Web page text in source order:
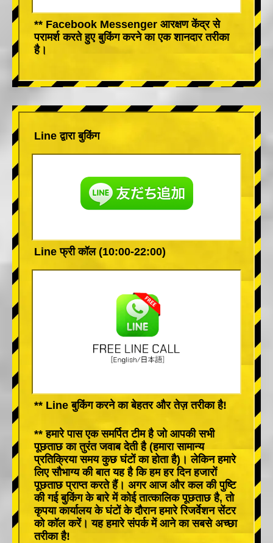
** Facebook Messenger आरक्षण केंद्र से
परामर्श करते हुए बुकिंग करने का एक शानदार तरीका
है।
Line द्वारा बुकिंग
Line फ्री कॉल (10:00-22:00)
** Line बुकिंग करने का बेहतर और तेज़ तरीका है!
** हमारे पास एक समर्पित टीम है जो आपकी सभी
पूछताछ का तुरंत जवाब देती है (हमारा सामान्य
प्रतिक्रिया समय कुछ घंटों का होता है)। लेकिन हमारे
लिए सौभाग्य की बात यह है कि हम हर दिन हजारों
पूछताछ प्राप्त करते हैं। अगर आज और कल की पुष्टि
की गई बुकिंग के बारे में कोई तात्कालिक पूछताछ है, तो
कृपया कार्यालय के घंटों के दौरान हमारे रिजर्वेशन सेंटर
को कॉल करें। यह हमारे संपर्क में आने का सबसे अच्छा
तरीका है!